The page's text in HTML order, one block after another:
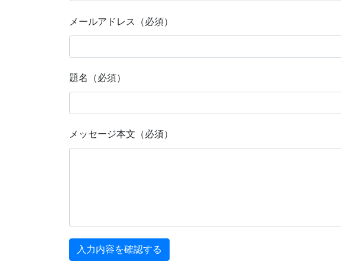
メールアドレス （必須）
題名 （必須）
メッセージ本文 （必須）